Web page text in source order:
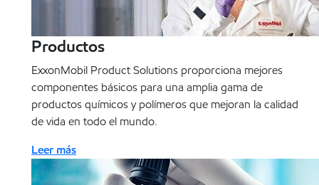
Productos
ExxonMobil Product Solutions proporciona mejores
componentes básicos para una amplia gama de
productos químicos y polímeros que mejoran la calidad
de vida en todo el mundo.
Leer más